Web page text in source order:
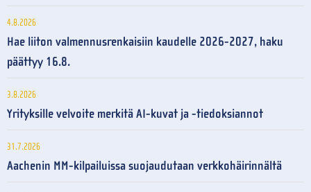
4.8.2026
Hae liiton valmennusrenkaisiin kaudelle 2026-2027, haku
päättyy 16.8.
3.8.2026
Yrityksille velvoite merkitä AI-kuvat ja -tiedoksiannot
31.7.2026
Aachenin MM-kilpailuissa suojaudutaan verkkohäirinnältä